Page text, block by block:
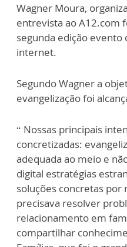
Wagner Moura,
entrevista ao A12.com
segunda edição
internet.
Segundo Wagner a
evangelização foi
“ Nossas principais
concretizadas:
adequada ao meio e
digital estratégias
soluções concretas por
precisava resolver
relacionamento em
compartilhar